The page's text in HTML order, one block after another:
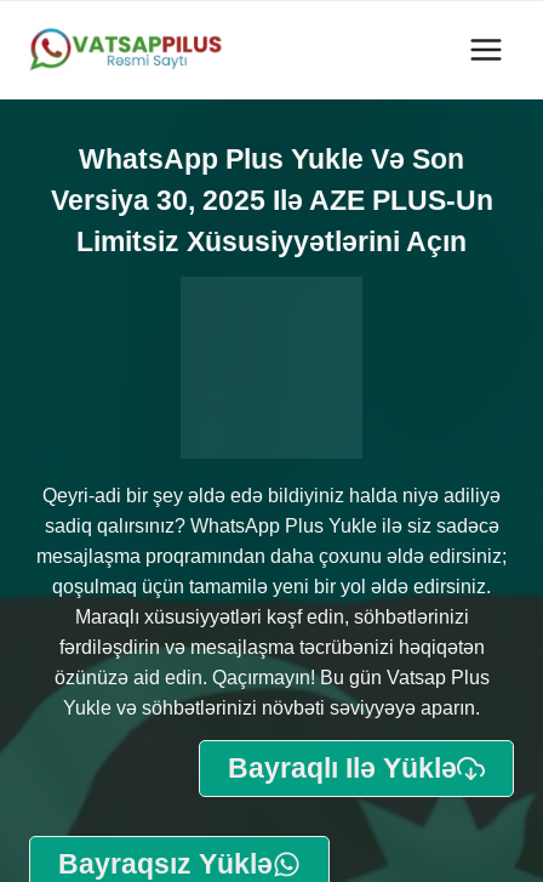
WhatsApp Plus Yukle Və Son
Versiya 30, 2025 Ilə AZE PLUS-Un
Limitsiz Xüsusiyyətlərini Açın
Qeyri-adi bir şey əldə edə bildiyiniz halda niyə adiliyə
sadiq qalırsınız? WhatsApp Plus Yukle ilə siz sadəcə
mesajlaşma proqramından daha çoxunu əldə edirsiniz;
qoşulmaq üçün tamamilə yeni bir yol əldə edirsiniz.
Maraqlı xüsusiyyətləri kəşf edin, söhbətlərinizi
fərdiləşdirin və mesajlaşma təcrübənizi həqiqətən
özünüzə aid edin. Qaçırmayın! Bu gün Vatsap Plus
Yukle və söhbətlərinizi növbəti səviyyəyə aparın.
Bayraqlı Ilə Yüklə
Bayraqsız Yüklə